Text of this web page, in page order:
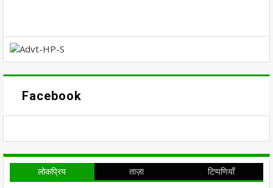
Facebook
लोकप्रिय ताज़ा टिप्पणियाँ